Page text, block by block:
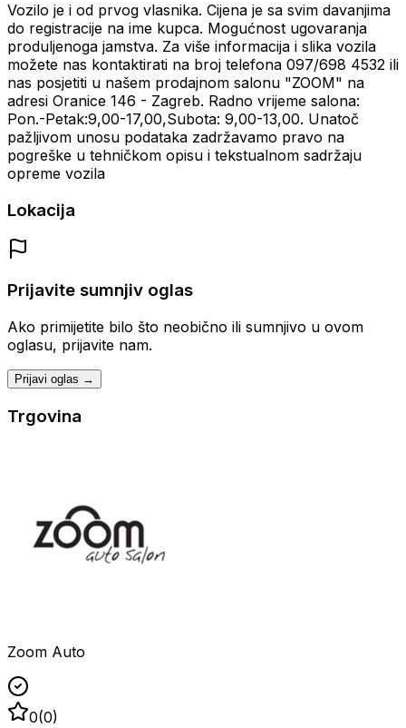
Vozilo je i od prvog vlasnika. Cijena je sa svim davanjima
do registracije na ime kupca. Mogućnost ugovaranja
produljenoga jamstva. Za više informacija i slika vozila
možete nas kontaktirati na broj telefona 097/698 4532 ili
nas posjetiti u našem prodajnom salonu "ZOOM" na
adresi Oranice 146 - Zagreb. Radno vrijeme salona:
Pon.-Petak:9,00-17,00,Subota: 9,00-13,00. Unatoč
pažljivom unosu podataka zadržavamo pravo na
pogreške u tehničkom opisu i tekstualnom sadržaju
opreme vozila
Lokacija
Prijavite sumnjiv oglas
Ako primijetite bilo što neobično ili sumnjivo u ovom
oglasu, prijavite nam.
Prijavi oglas →
Trgovina
Zoom Auto
0(0)